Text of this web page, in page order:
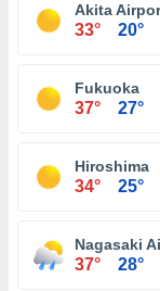
Akita
33° 20°
Fukuoka
37° 27°
Hiroshima
34° 25°
Nagasaki
37° 28°